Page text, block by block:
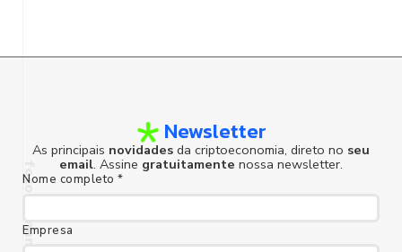
Newsletter
As principais novidades da criptoeconomia, direto no seu
email. Assine gratuitamente nossa newsletter.
Nome completo *
Empresa